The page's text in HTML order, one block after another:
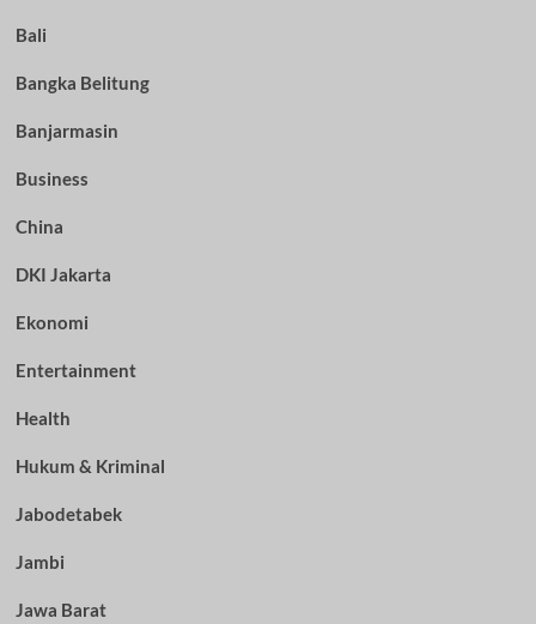
Bali
Bangka Belitung
Banjarmasin
Business
China
DKI Jakarta
Ekonomi
Entertainment
Health
Hukum & Kriminal
Jabodetabek
Jambi
Jawa Barat